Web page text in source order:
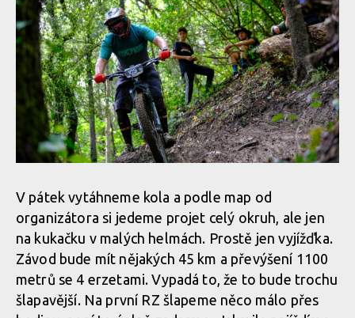
V pátek vytáhneme kola a podle map od
organizátora si jedeme projet celý okruh, ale jen
na kukačku v malých helmách. Prostě jen vyjížďka.
Závod bude mít nějakých 45 km a převýšení 1100
metrů se 4 erzetami. Vypadá to, že to bude trochu
šlapavější. Na první RZ šlapeme něco málo přes